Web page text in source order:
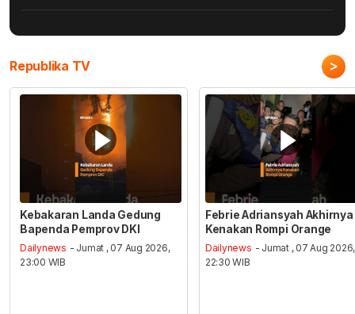
Republika TV >
Kebakaran Landa Gedung
Bapenda Pemprov DKI
Dailynews - Jumat , 07 Aug 2026,
23:00 WIB
Febrie Adriansyah Akhirnya
Kenakan Rompi Orange
Dailynews - Jumat , 07 Aug 2026,
22:30 WIB